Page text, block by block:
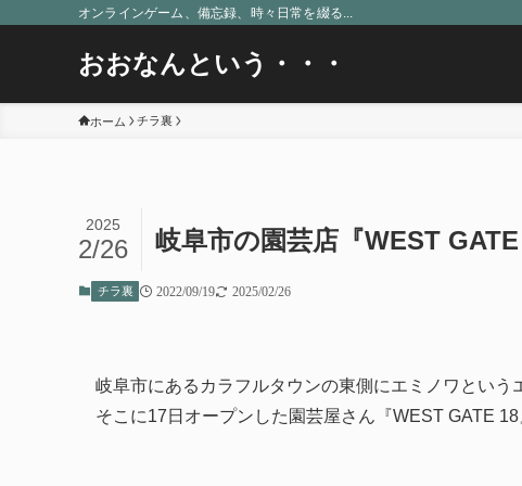
オンラインゲーム、備忘録、時々日常を綴る...
おおなんという・・・
ホーム チラ裏
岐阜市の園芸店『WEST
2025
2/26
チラ裏 2022/09/19 2025/02/26
岐阜市にあるカラフルタウンの東側にエミノワという
そこに17日オープンした園芸屋さん『WEST GATE